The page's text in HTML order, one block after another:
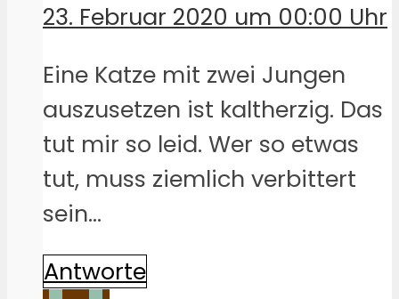
23. Februar 2020 um 00:00 Uhr
Eine Katze mit zwei Jungen
auszusetzen ist kaltherzig. Das
tut mir so leid. Wer so etwas
tut, muss ziemlich verbittert
sein…
Antworte